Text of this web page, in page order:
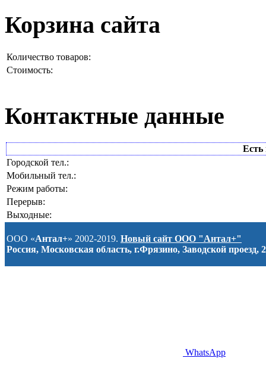
Корзина сайта
Количество товаров:
Стоимость:
Контактные данные
Есть
Городской тел.:
Мобильный тел.:
Режим работы:
Перерыв:
Выходные:
ООО «Антал+» 2002-2019. Новый сайт ООО "Антал+"
Россия, Московская область, г.Фрязино, Заводской проезд, 2
WhatsApp